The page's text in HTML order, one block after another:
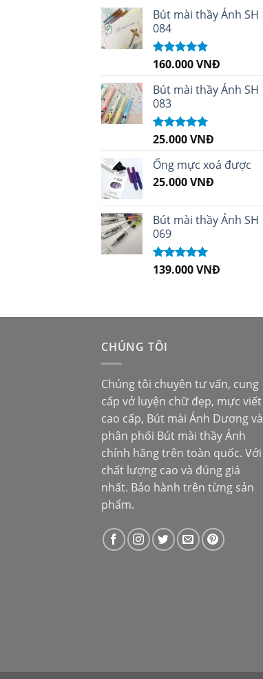
Bút mài thầy Ánh SH
084
Được xếp
sao
160.000VNĐ
Bút mài thầy Ánh SH
083
Được xếp
sao
25.000VNĐ
Ống mực xoá được
25.000VNĐ
Bút mài thầy Ánh SH
069
Được xếp
139.000VNĐ
CHÚNG TÔI
Chúng tôi chuyên tư vấn, cung
cấp vở luyện chữ đẹp, mực viết
cao cấp, Bút mài Ánh Dươngvà
phân phối Bút mài thầy Ánh
chính hãng trên toàn quốc. Với
chất lượng cao và đúng giá
nhất. Bảo hành trên từng sản
phẩm.